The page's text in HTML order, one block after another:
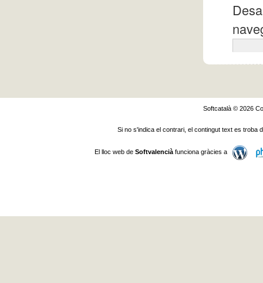
Softcatalà © 2026
Si no s'indica el contrari, el contingut text es troba
El lloc web de Softvalenciàfunciona gràcies a